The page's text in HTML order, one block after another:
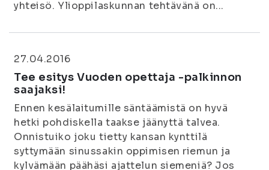
yhteisö. Ylioppilaskunnan tehtävänä on...
27.04.2016
Tee esitys Vuoden opettaja -palkinnon
saajaksi!
Ennen kesälaitumille säntäämistä on hyvä
hetki pohdiskella taakse jäänyttä talvea.
Onnistuiko joku tietty kansan kynttilä
syttymään sinussakin oppimisen riemun ja
kylvämään päähäsi ajattelun siemeniä? Jos